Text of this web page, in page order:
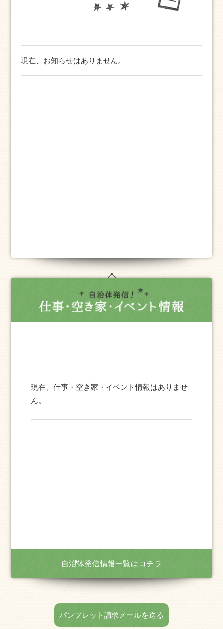
現在、お知らせはありません。
現在、仕事・空き家・イベント情報はありませ
ん。
自治体発信情報一覧はコチラ
パンフレット請求メールを送る